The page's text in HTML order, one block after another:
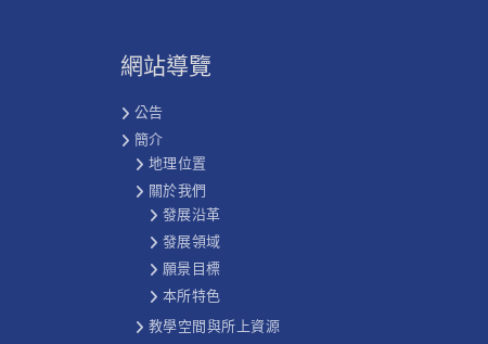
網站導覽
公告
簡介
地理位置
關於我們
發展沿革
發展領域
願景目標
本所特色
教學空間與所上資源